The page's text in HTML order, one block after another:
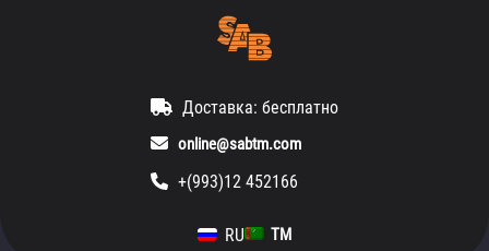
Доставка: бесплатно
online@sabtm.com
+(993)12 452166
RU TM